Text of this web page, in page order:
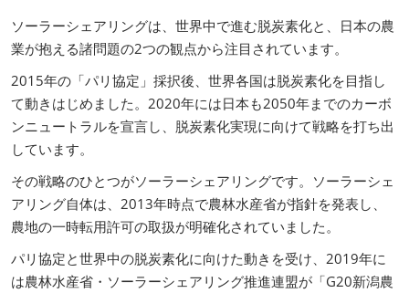
ソーラーシェアリングは、世界中で進む脱炭素化と、日本の農
業が抱える諸問題の2つの観点から注目されています。
2015年の「パリ協定」採択後、世界各国は脱炭素化を目指し
て動きはじめました。2020年には日本も2050年までのカーボ
ンニュートラルを宣言し、脱炭素化実現に向けて戦略を打ち出
しています。
その戦略のひとつがソーラーシェアリングです。ソーラーシェ
アリング自体は、2013年時点で農林水産省が指針を発表し、
農地の一時転用許可の取扱が明確化されていました。
パリ協定と世界中の脱炭素化に向けた動きを受け、2019年に
は農林水産省・ソーラーシェアリング推進連盟が「G20新潟農